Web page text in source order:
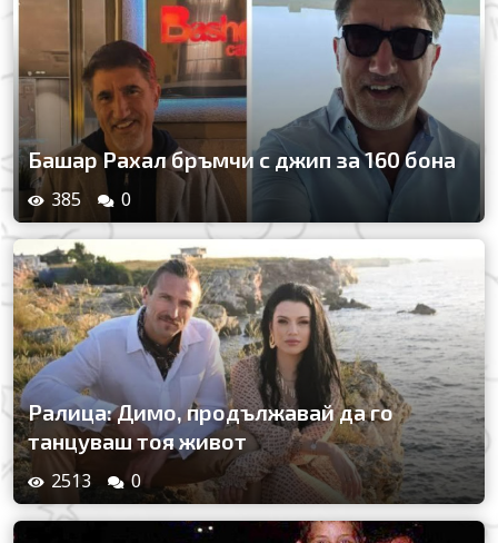
Башар Рахал бръмчи с джип за 160 бона
385 0
Ралица: Димо, продължавай да го
танцуваш тоя живот
2513 0